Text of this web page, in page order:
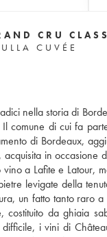
CRU
CUVÉE
nella storia di
comune di cui fa
di Bordeaux,
in
a Lafite e Latour,
levigate della
un fatto tanto raro
costituito da ghiaia
i vini di